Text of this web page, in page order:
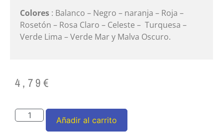
Colores : Balanco – Negro – naranja – Roja –
Rosetón – Rosa Claro – Celeste – Turquesa –
Verde Lima – Verde Mar y Malva Oscuro.
4,79€
Añadir al carrito